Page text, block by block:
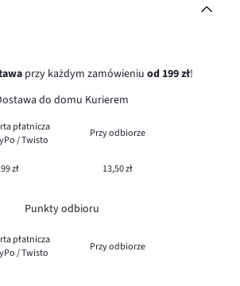
przy każdym zamówieniu od 199 zł!
do domu Kurierem
płatnicza
/ Twisto
Przy odbiorze
zł 13,50 zł
Punkty odbioru
płatnicza
/ Twisto
Przy odbiorze